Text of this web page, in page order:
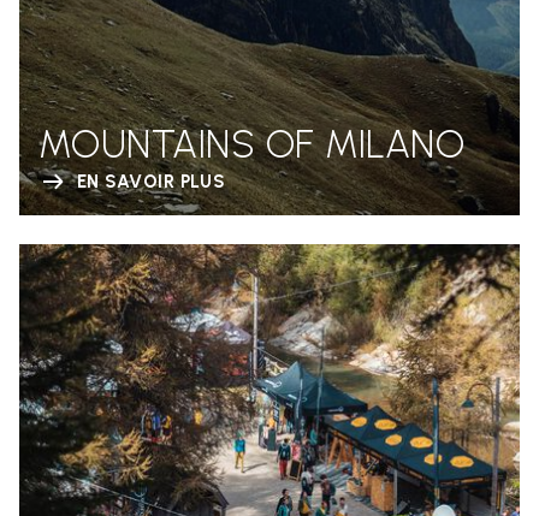
MOUNTAINS OF MILANO
EN SAVOIR PLUS